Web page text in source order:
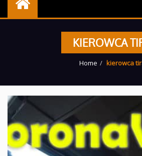
KIEROWCA
Home kierowca